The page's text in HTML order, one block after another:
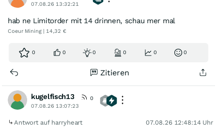
07.08.26 13:32:21
hab ne Limitorder mit 14 drinnen, schau mer mal
Coeur Mining | 14,32 €
0 0 0 0 0 0
Zitieren
kugelfisch13
0
07.08.26 13:07:23
Antwort auf harryheart 07.08.26 12:48:14 Uhr